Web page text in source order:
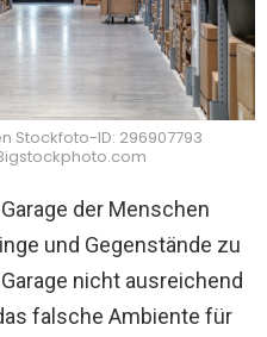
Stockfoto-ID: 296907793
der Menschen
und Gegenstände zu
nicht ausreichend
falsche Ambiente für